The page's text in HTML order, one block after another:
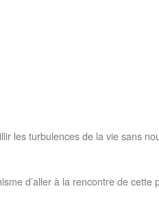
les turbulences de la vie sans
d’aller à la rencontre de cette